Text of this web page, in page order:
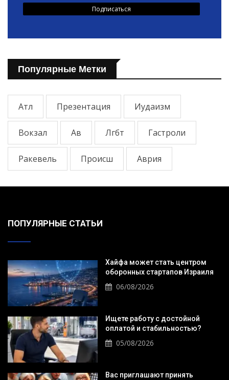
Популярные Метки
Атл Презентация Иудаизм
Вокзал Ав Лгбт Гастроли
Ракевель Происш Аврия
ПОПУЛЯРНЫЕ СТАТЬИ
Хайфа может стать центром
оборонных стартапов Израиля
06/08/2026
Ищете работу с достойной
оплатой и стабильностью?
05/08/2026
Вас приглашают принять